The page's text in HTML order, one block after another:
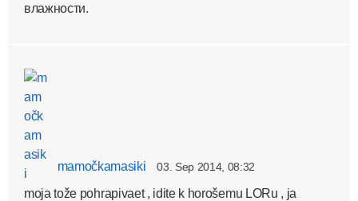
влажности.
mamočkamasiki 03. Sep 2014, 08:32
moja tože pohrapivaet , idite k horošemu LORu , ja